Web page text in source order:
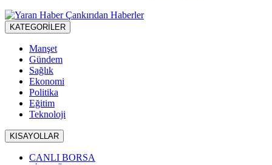
KATEGORİLER
Manşet
Gündem
Sağlık
Ekonomi
Politika
Eğitim
Teknoloji
KISAYOLLAR
CANLI BORSA